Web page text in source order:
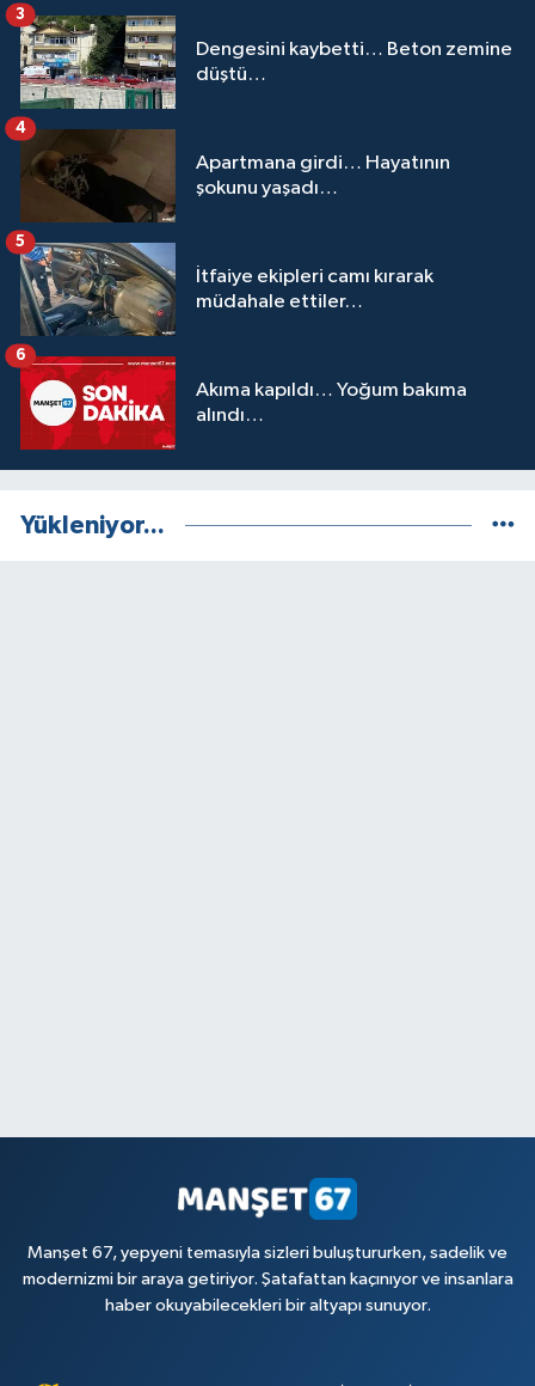
Dengesini kaybetti… Beton zemine
düştü…
3
Apartmana girdi… Hayatının
şokunu yaşadı…
4
İtfaiye ekipleri camı kırarak
müdahale ettiler…
5
Akıma kapıldı… Yoğum bakıma
alındı…
6
Yükleniyor...
Manşet 67, yepyeni temasıyla sizleri buluştururken, sadelik ve
modernizmi bir araya getiriyor. Şatafattan kaçınıyor ve insanlara
haber okuyabilecekleri bir altyapı sunuyor.